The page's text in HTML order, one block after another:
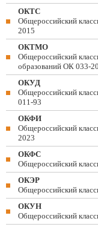
ОКТС
Общероссийский
2015
ОКТМО
Общероссийский
образований ОК 033-
ОКУД
Общероссийский
011-93
ОКФИ
Общероссийский
2023
ОКФС
Общероссийский
ОКЭР
Общероссийский
ОКУН
Общероссийский